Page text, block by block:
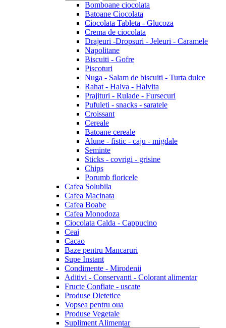
Bomboane ciocolata
Batoane Ciocolata
Ciocolata Tableta - Glucoza
Crema de ciocolata
Drajeuri -Dropsuri - Jeleuri - Caramele
Napolitane
Biscuiti - Gofre
Piscoturi
Nuga - Salam de biscuiti - Turta dulce
Rahat - Halva - Halvita
Prajituri - Rulade - Fursecuri
Pufuleti - snacks - saratele
Croissant
Cereale
Batoane cereale
Alune - fistic - caju - migdale
Seminte
Sticks - covrigi - grisine
Chips
Porumb floricele
Cafea Solubila
Cafea Macinata
Cafea Boabe
Cafea Monodoza
Ciocolata Calda - Cappucino
Ceai
Cacao
Baze pentru Mancaruri
Supe Instant
Condimente - Mirodenii
Aditivi - Conservanti - Colorant alimentar
Fructe Confiate - uscate
Produse Dietetice
Vopsea pentru oua
Produse Vegetale
Supliment Alimentar